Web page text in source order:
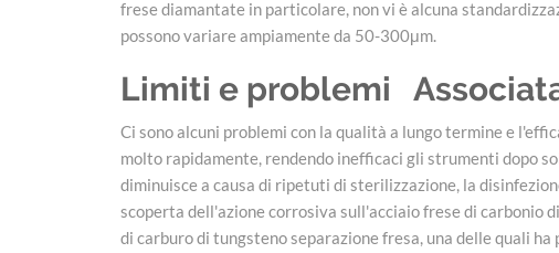
frese diamantate in particolare, non vi è alcuna
possono variare ampiamente da 50-300μm.
Limiti e problemi
Ci sono alcuni problemi con la qualità a lungo termine e
molto rapidamente, rendendo inefficaci gli strumenti dopo
diminuisce a causa di ripetuti di sterilizzazione, la
scoperta dell'azione corrosiva sull'acciaio frese di carbonio
di carburo di tungsteno separazione fresa, una delle quali